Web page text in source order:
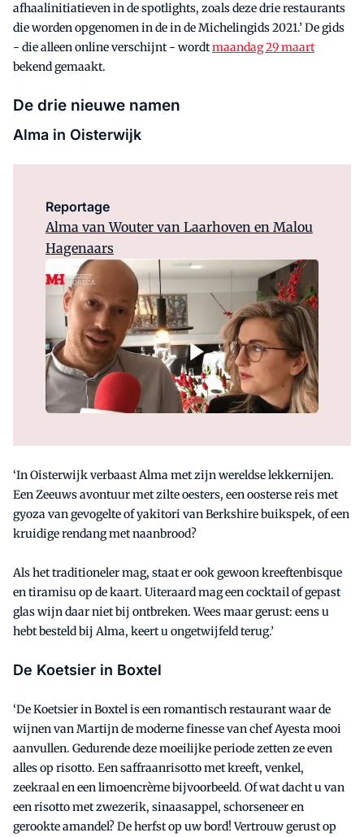
afhaalinitiatieven in de spotlights, zoals deze drie restaurants
die worden opgenomen in de in de Michelingids 2021.’ De gids
- die alleen online verschijnt - wordtmaandag 29 maart
bekend gemaakt.
De drie nieuwe namen
Alma in Oisterwijk
Reportage
Alma van Wouter van Laarhoven en Malou
Hagenaars
‘In Oisterwijk verbaast Alma met zijn wereldse lekkernijen.
Een Zeeuws avontuur met zilte oesters, een oosterse reis met
gyoza van gevogelte of yakitori van Berkshire buikspek, of een
kruidige rendang met naanbrood?
Als het traditioneler mag, staat er ook gewoon kreeftenbisque
en tiramisu op de kaart. Uiteraard mag een cocktail of gepast
glas wijn daar niet bij ontbreken. Wees maar gerust: eens u
hebt besteld bij Alma, keert u ongetwijfeld terug.’
De Koetsier in Boxtel
‘De Koetsier in Boxtel is een romantisch restaurant waar de
wijnen van Martijn de moderne finesse van chef Ayesta mooi
aanvullen. Gedurende deze moeilijke periode zetten ze even
alles op risotto. Een saffraanrisotto met kreeft, venkel,
zeekraal en een limoencrème bijvoorbeeld. Of wat dacht u van
een risotto met zwezerik, sinaasappel, schorseneer en
gerookte amandel? De herfst op uw bord! Vertrouw gerust op